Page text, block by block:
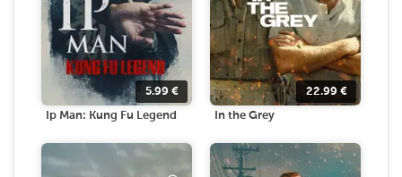
5.99 €
Ip Man: Kung Fu Legend
22.99 €
In the Grey